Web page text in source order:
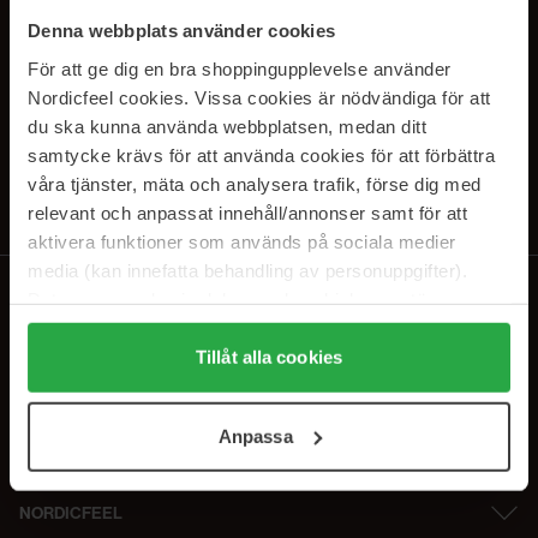
Denna webbplats använder cookies
För att ge dig en bra shoppingupplevelse använder
Nordicfeel cookies. Vissa cookies är nödvändiga för att
du ska kunna använda webbplatsen, medan ditt
samtycke krävs för att använda cookies för att förbättra
våra tjänster, mäta och analysera trafik, förse dig med
relevant och anpassat innehåll/annonser samt för att
aktivera funktioner som används på sociala medier
media (kan innefatta behandling av personuppgifter).
Genom att trycka på "Tillåt alla cookies" accepterar du
alla cookies, medan du under "Detaljer" kan anpassa
användningen av cookies. Du kan när som helst återkalla
samt vår Integritetspolicy.
Tillåt alla cookies
Anpassa
SUBSCRIBE TO OUR
NEWSLETTER
E-postadresse
Ved å abonnere godtar du vårpersonvernerklæring. Du kan melde deg
NORDICFEEL